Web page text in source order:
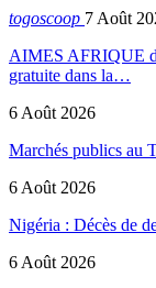
togoscoop 7 Août
AIMES AFRIQUE
gratuite dans la…
6 Août 2026
Marchés publics au
6 Août 2026
Nigéria : Décès de
6 Août 2026